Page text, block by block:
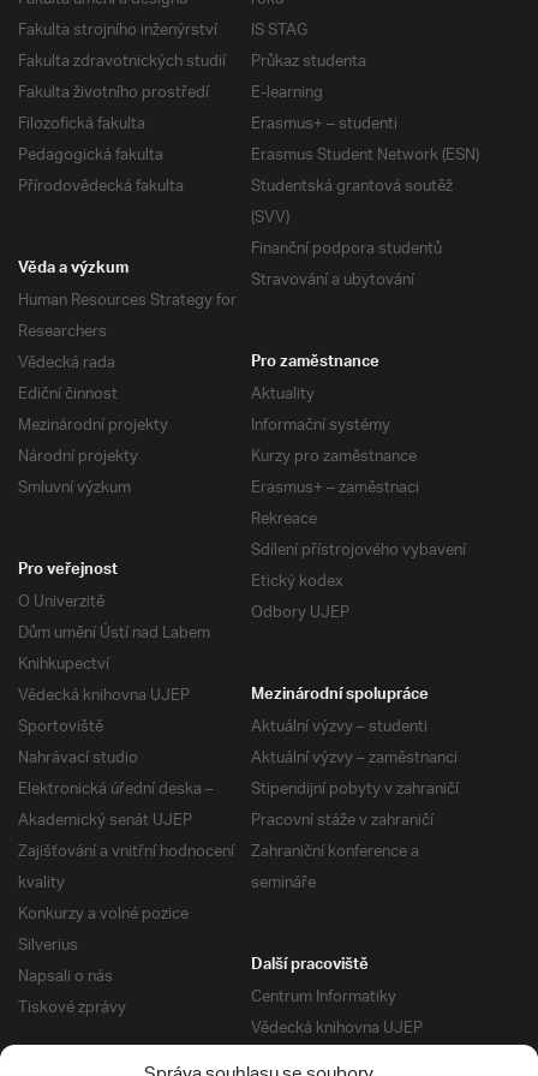
Fakulta strojního inženýrství
Fakulta zdravotnických studií
Fakulta životního prostředí
Filozofická fakulta
Pedagogická fakulta
Přírodovědecká fakulta
IS STAG
Průkaz studenta
E-learning
Erasmus+ – studenti
Erasmus Student Network (ESN)
Studentská grantová soutěž
(SVV)
Finanční podpora studentů
Stravování a ubytování
Věda a výzkum
Human Resources Strategy for
Researchers
Vědecká rada
Ediční činnost
Mezinárodní projekty
Národní projekty
Smluvní výzkum
Pro zaměstnance
Aktuality
Informační systémy
Kurzy pro zaměstnance
Erasmus+ – zaměstnaci
Rekreace
Sdílení přístrojového vybavení
Etický kodex
Odbory UJEP
Pro veřejnost
O Univerzitě
Dům umění Ústí nad Labem
Knihkupectví
Vědecká knihovna UJEP
Sportoviště
Nahrávací studio
Elektronická úřední deska –
Akademický senát UJEP
Zajišťování a vnitřní hodnocení
kvality
Konkurzy a volné pozice
Silverius
Napsali o nás
Tiskové zprávy
Mezinárodní spolupráce
Aktuální výzvy – studenti
Aktuální výzvy – zaměstnanci
Stipendijní pobyty v zahraničí
Pracovní stáže v zahraničí
Zahraniční konference a
semináře
Další pracoviště
Centrum Informatiky
Vědecká knihovna UJEP
Správa kolejí a menz